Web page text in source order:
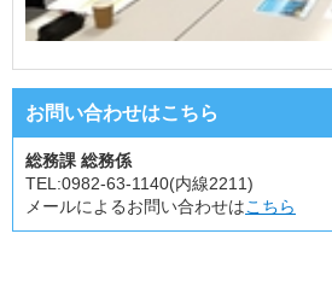
お問い合わせはこちら
総務課 総務係
TEL:0982-63-1140(内線2211)
メールによるお問い合わせはこちら